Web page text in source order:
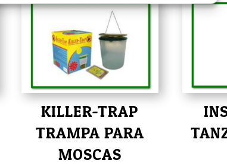
KILLER-TRAP
TRAMPA PARA
MOSCAS